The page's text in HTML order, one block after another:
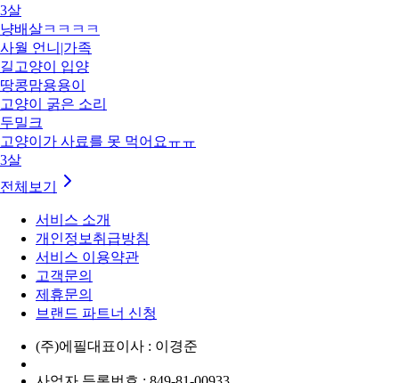
3살
냥배살ㅋㅋㅋㅋ
사월 언니|가족
길고양이 입양
땅콩맘용용이
고양이 굵은 소리
두밀크
고양이가 사료를 못 먹어요ㅠㅠ
3살
전체보기
서비스 소개
개인정보취급방침
서비스 이용약관
고객문의
제휴문의
브랜드 파트너 신청
(주)에필대표이사 : 이경준